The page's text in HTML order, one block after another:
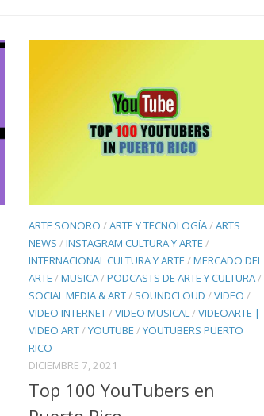
ARTE SONORO /ARTE Y TECNOLOGÍA/ARTS
NEWS /INSTAGRAM CULTURA Y ARTE /
INTERNACIONAL CULTURA Y ARTE /MERCADO DEL
ARTE /MUSICA/PODCASTS DE ARTE Y CULTURA/
SOCIAL MEDIA & ART/ SOUNDCLOUD /VIDEO /
VIDEO INTERNET/VIDEO MUSICAL/VIDEOARTE |
VIDEO ART/YOUTUBE /YOUTUBERS PUERTO
RICO
DICIEMBRE 7, 2021
Top 100 YouTubers en